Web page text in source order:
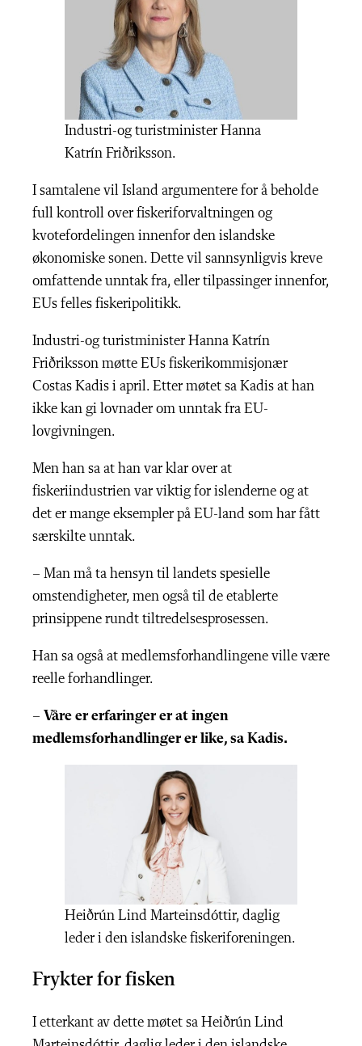
Industri-og turistminister Hanna
Katrín Friðriksson.
I samtalene vil Island argumentere for å beholde
full kontroll over fiskeriforvaltningen og
kvotefordelingen innenfor den islandske
økonomiske sonen. Dette vil sannsynligvis kreve
omfattende unntak fra, eller tilpassinger innenfor,
EUs felles fiskeripolitikk.
Industri-og turistminister Hanna Katrín
Friðriksson møtte EUs fiskerikommisjonær
Costas Kadis i april. Etter møtet sa Kadis at han
ikke kan gi lovnader om unntak fra EU-
lovgivningen.
Men han sa at han var klar over at
fiskeriindustrien var viktig for islenderne og at
det er mange eksempler på EU-land som har fått
særskilte unntak.
– Man må ta hensyn til landets spesielle
omstendigheter, men også til de etablerte
prinsippene rundt tiltredelsesprosessen.
Han sa også at medlemsforhandlingene ville være
reelle forhandlinger.
– Våre er erfaringer er at ingen
medlemsforhandlinger er like, sa Kadis.
Heiðrún Lind Marteinsdóttir, daglig
leder i den islandske fiskeriforeningen.
Frykter for fisken
I etterkant av dette møtet sa Heiðrún Lind